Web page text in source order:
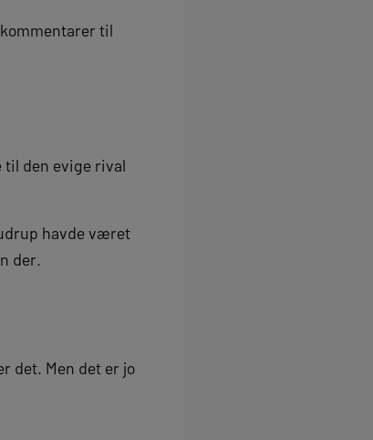
til
til den evige rival
havde været
der.
det. Men det er jo